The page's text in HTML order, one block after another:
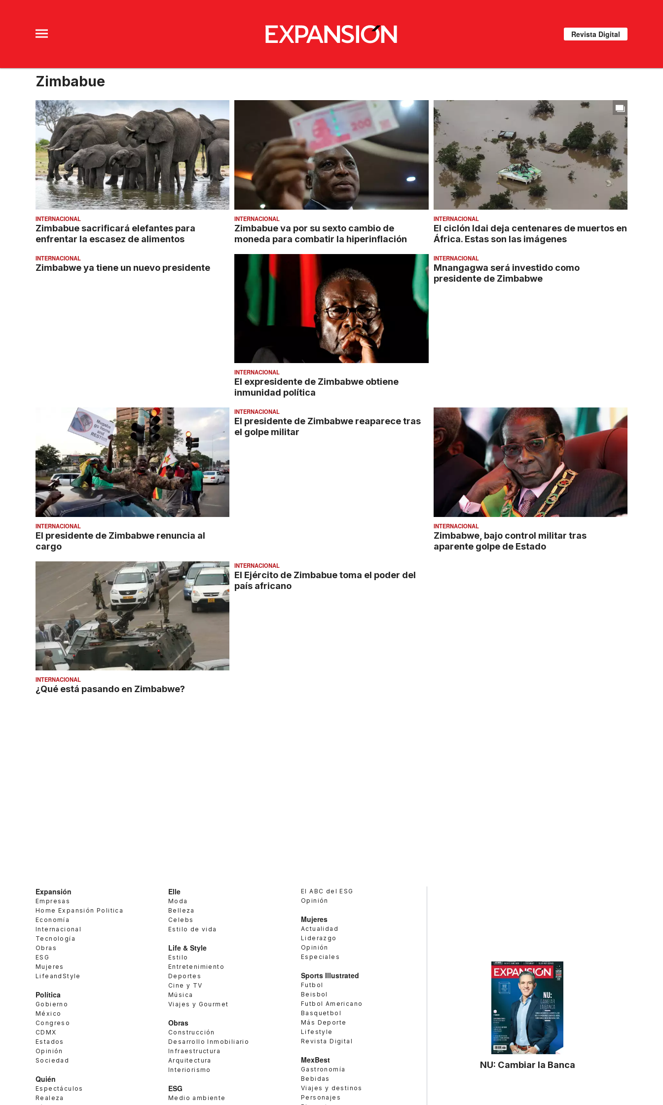
Revista Digital
Zimbabue
INTERNACIONAL
Zimbabue sacrificará elefantes para
enfrentar la escasez de alimentos
INTERNACIONAL
Zimbabue va por su sexto cambio de
moneda para combatir la hiperinflación
INTERNACIONAL
El ciclón Idai deja centenares de muertos en
África. Estas son las imágenes
INTERNACIONAL
Zimbabwe ya tiene un nuevo presidente
INTERNACIONAL
El expresidente de Zimbabwe obtiene
inmunidad política
INTERNACIONAL
Mnangagwa será investido como
presidente de Zimbabwe
INTERNACIONAL
El presidente de Zimbabwe renuncia al
cargo
INTERNACIONAL
El presidente de Zimbabwe reaparece tras
el golpe militar
INTERNACIONAL
Zimbabwe, bajo control militar tras
aparente golpe de Estado
INTERNACIONAL
¿Qué está pasando en Zimbabwe?
INTERNACIONAL
El Ejército de Zimbabue toma el poder del
país africano
Expansión
Empresas
Home Expansión Politica
Economía
Internacional
Tecnología
Obras
ESG
Mujeres
LifeandStyle
Política
Gobierno
México
Congreso
CDMX
Estados
Opinión
Sociedad
Quién
Espectáculos
Realeza
Elle
Moda
Belleza
Celebs
Estilo de vida
Life & Style
Estilo
Entretenimiento
Deportes
Cine y TV
Música
Viajes y Gourmet
Obras
Construcción
Desarrollo Inmobiliario
Infraestructura
Arquitectura
Interiorismo
ESG
Medio ambiente
El ABC del ESG
Opinión
Mujeres
Actualidad
Liderazgo
Opinión
Especiales
Sports Illustrated
Futbol
Beisbol
Futbol Americano
Basquetbol
Más Deporte
Lifestyle
Revista Digital
MexBest
Gastronomía
Bebidas
Viajes y destinos
Personajes
NU: Cambiar la Banca